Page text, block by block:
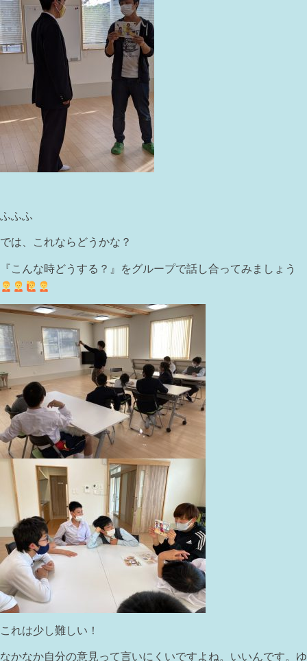
ふふふ
では、これならどうかな？
『こんな時どうする？』をグループで話し合ってみましょう
これは少し難しい！
なかなか自分の意見って言いにくいですよね。いいんです。ゆ